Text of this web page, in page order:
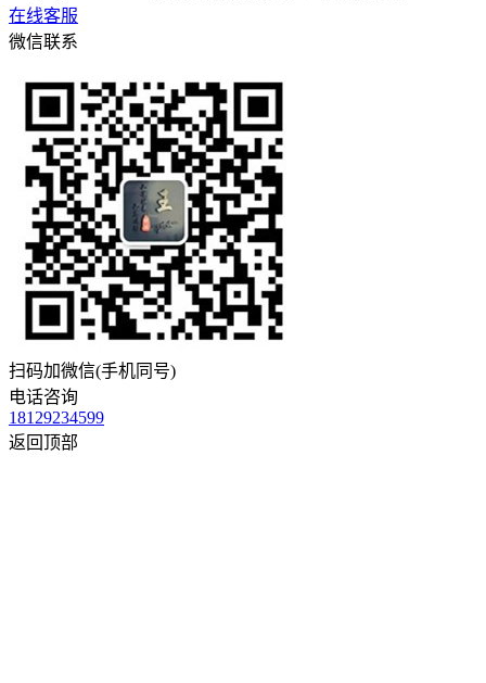
在线客服
微信联系
扫码加微信(手机同号)
电话咨询
18129234599
返回顶部